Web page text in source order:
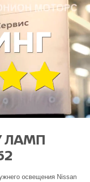
ЛАМП
освещения Nissan